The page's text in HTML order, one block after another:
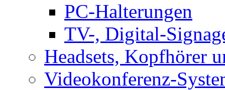
PC-Halterungen
TV-, Digital-
Headsets, Kopfhörer
Videokonferenz-